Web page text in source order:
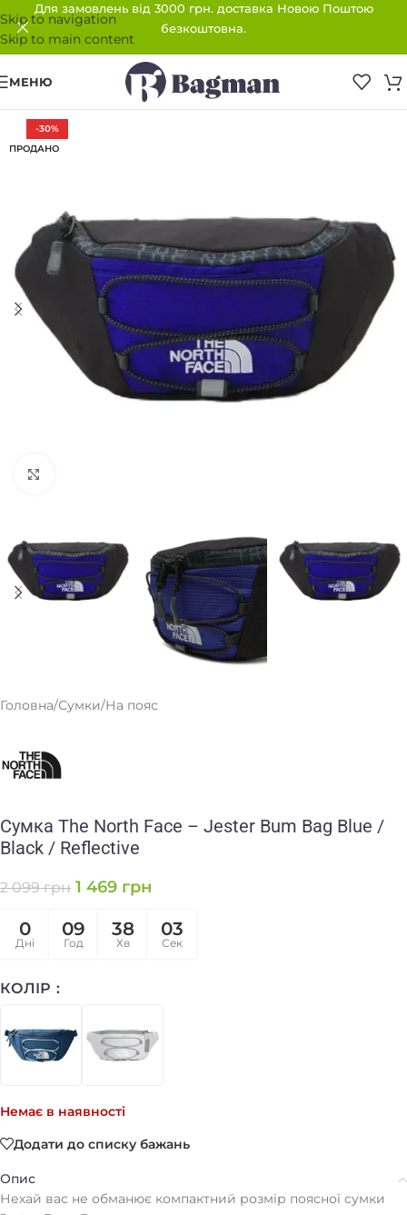
Skip to navigation
Skip to main content
Для замовлень від 3000 грн. доставка Новою Поштою
безкоштовна.
МЕНЮ
-30%
ПРОДАНО
Головна/Сумки/На пояс
Сумка The North Face – Jester Bum Bag Blue /
Black / Reflective
2 099грн 1 469 грн
0
Дні
09
Год
38
Хв
03
Сек
КОЛІР
Немає в наявності
Додати до списку бажань
Опис
Нехай вас не обманює компактний розмір поясної сумки